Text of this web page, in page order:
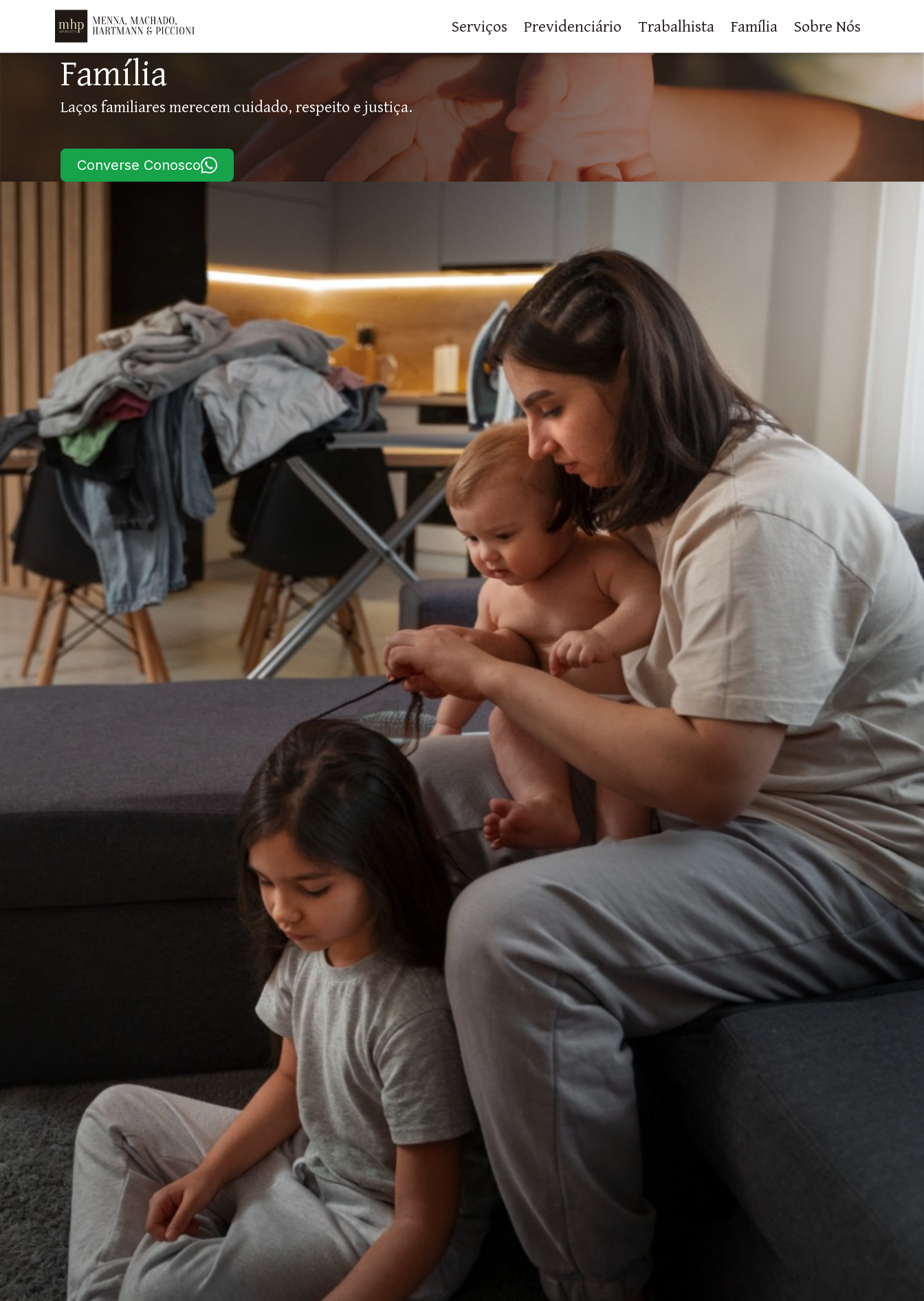
Serviços Previdenciário Trabalhista Família Sobre Nós
Família
Laços familiares merecem cuidado, respeito e justiça.
Converse Conosco